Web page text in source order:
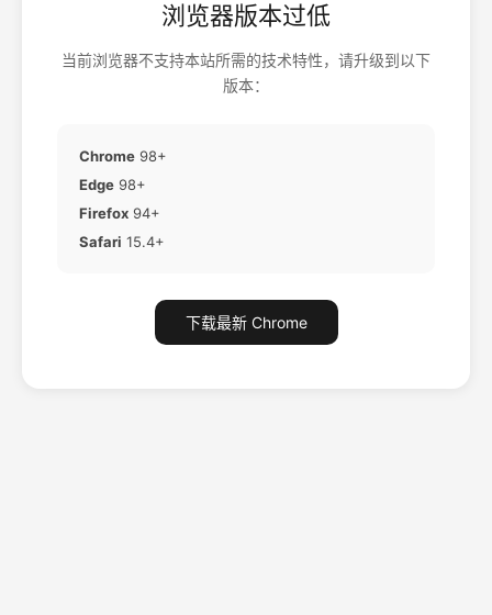
浏览器版本过低
当前浏览器不支持本站所需的技术特性，请升级到以下
版本：
Chrome 98+
Edge 98+
Firefox 94+
Safari 15.4+
下载最新 Chrome